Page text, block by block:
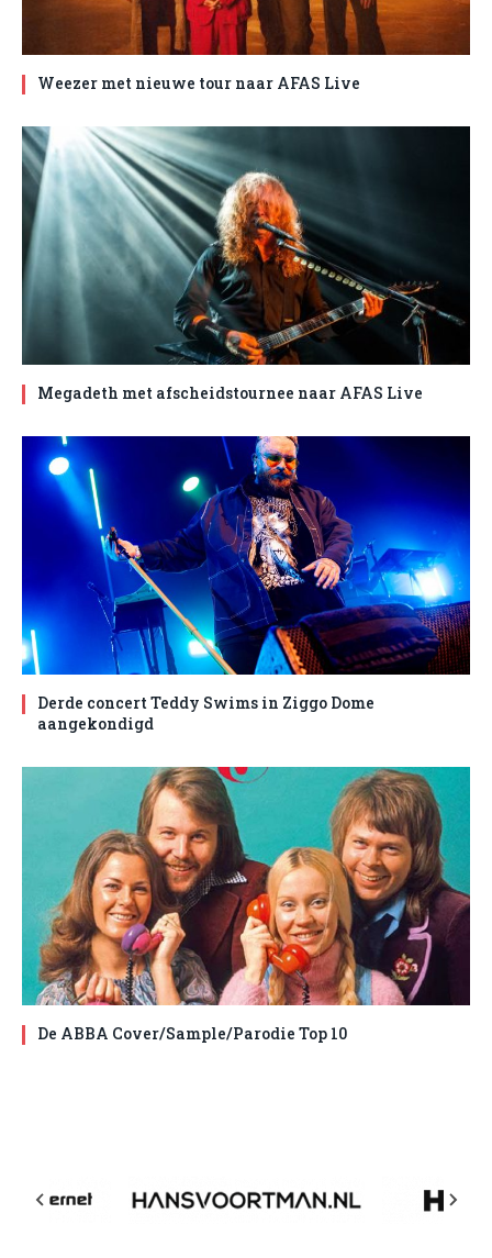
Weezer met nieuwe tour naar AFAS Live
Megadeth met afscheidstournee naar AFAS Live
Derde concert Teddy Swims in Ziggo Dome
aangekondigd
De ABBA Cover/Sample/Parodie Top 10